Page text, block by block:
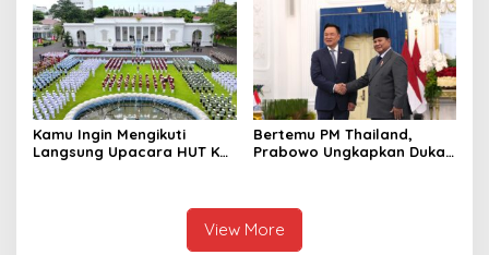
Diringkus dan Barang Bukti
1,1 Ton Rp119 Miliar
Dimusnahkan
Kamu Ingin Mengikuti
Langsung Upacara HUT Ke-
Bertemu PM Thailand,
Prabowo Ungkapkan Duka
View More